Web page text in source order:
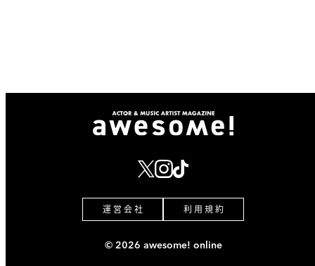
運 営 会 社 利 用 規 約
© 2026 awesome! online